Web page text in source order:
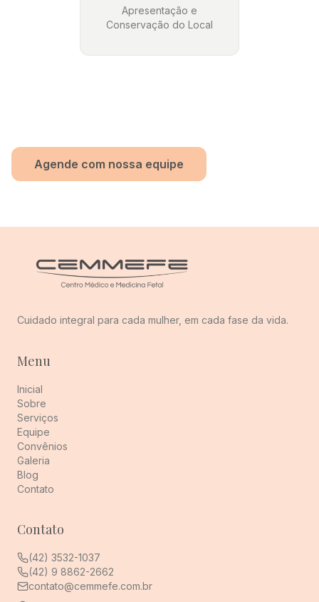
Apresentação e
Conservação do Local
Agende com nossa equipe
Cuidado integral para cada mulher, em cada fase da vida.
Menu
Inicial
Sobre
Serviços
Equipe
Convênios
Galeria
Blog
Contato
Contato
(42) 3532-1037
(42) 9 8862-2662
contato@cemmefe.com.br